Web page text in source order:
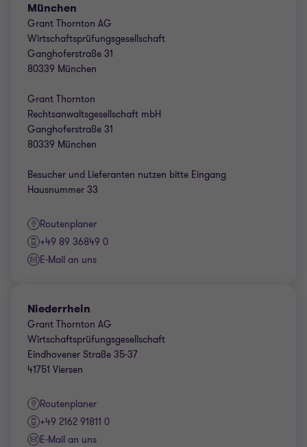
München
Grant Thornton AG
Wirtschaftsprüfungsgesellschaft
Ganghoferstraße 31
80339 München
Grant Thornton
Rechtsanwaltsgesellschaft mbH
Ganghoferstraße 31
Besucher und Lieferanten nutzen bitte Eingang
Hausnummer 33
Routenplaner
+49 89 36849 0
E-Mail an uns
Niederrhein
Grant Thornton AG
Wirtschaftsprüfungsgesellschaft
Eindhovener Straße 35-37
41751 Viersen
Routenplaner
+49 2162 91811 0
E-Mail an uns